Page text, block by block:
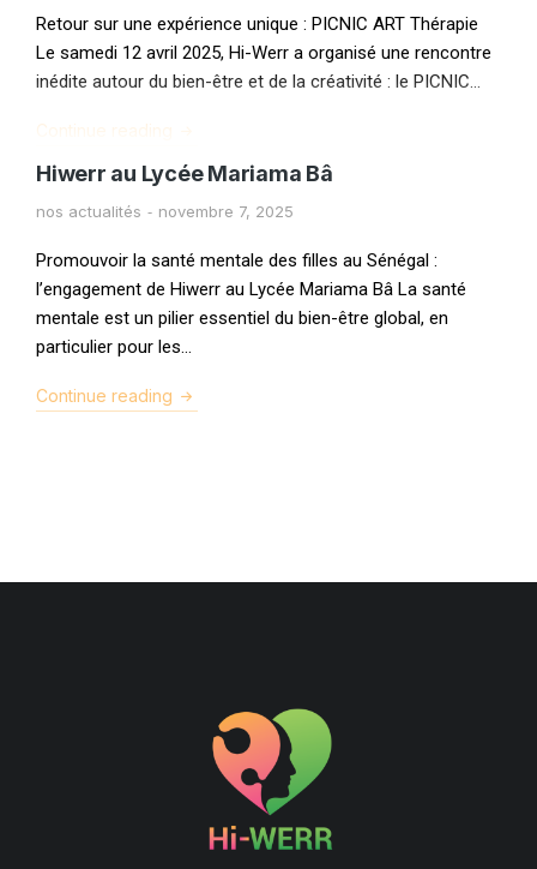
Retour sur une expérience unique : PICNIC ART Thérapie
Le samedi 12 avril 2025, Hi-Werr a organisé une rencontre
inédite autour du bien-être et de la créativité : le PICNIC…
Continue reading
Hiwerr au Lycée Mariama Bâ
nos actualités novembre 7, 2025
Promouvoir la santé mentale des filles au Sénégal :
l’engagement de Hiwerr au Lycée Mariama Bâ La santé
mentale est un pilier essentiel du bien-être global, en
particulier pour les…
Continue reading